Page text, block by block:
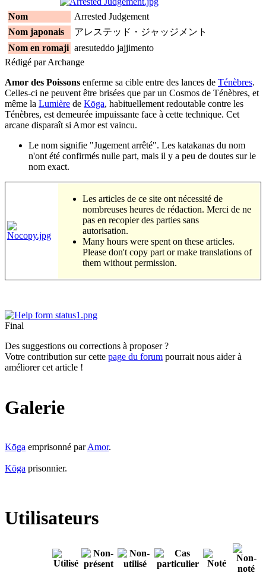
Nom
Arrested Judgement
Nom japonais
アレステッド・ジャッジメント
Nom en romaji aresuteddo jajjimento
Rédigé par Archange
Amor des Poissons enferme sa cible entre des lances de Ténèbres.
Celles-ci ne peuvent être brisées que par un Cosmos de Ténèbres, et
même la Lumière de Kōga, habituellement redoutable contre les
Ténèbres, est demeurée impuissante face à cette technique. Cet
arcane disparaît si Amor est vaincu.
Le nom signifie "Jugement arrêté". Les katakanas du nom
n'ont été confirmés nulle part, mais il y a peu de doutes sur le
nom exact.
Les articles de ce site ont nécessité de
nombreuses heures de rédaction. Merci de ne
pas en recopier des parties sans
autorisation.
Many hours were spent on these articles.
Please don't copy part or make translations of
them without permission.
Final
Des suggestions ou corrections à proposer ?
Votre contribution sur cette page du forum pourrait nous aider à
améliorer cet article !
Galerie
Kōga emprisonné parAmor.
Kōga prisonnier.
Utilisateurs